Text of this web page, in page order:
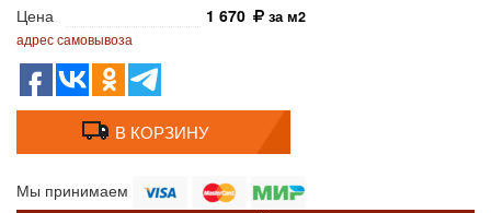
Цена
1 670 за м2
адрес самовывоза
В КОРЗИНУ
Мы принимаем